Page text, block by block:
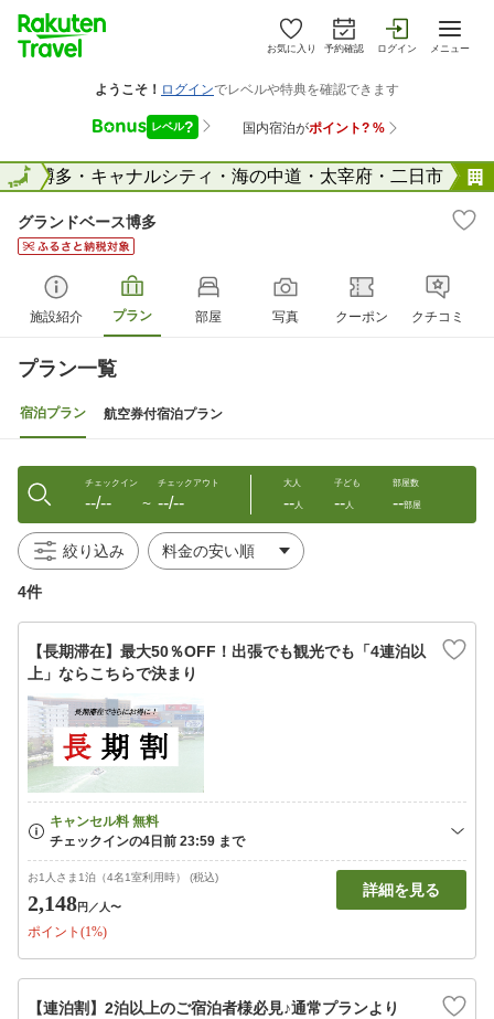
お気に入り 予約確認 ログイン メニュー
博多・キャナルシティ・海の中道・太宰府・二日市
全国
グランドベース博多
施設紹介 プラン 部屋 写真 クーポン クチコミ
プラン一覧
宿泊プラン 航空券付宿泊プラン
チェックイン
--/-- 〜
チェックアウト
--/--
大人
--人
子ども
--人
部屋数
--部屋
絞り込み
4件
【長期滞在】最大50％OFF！出張でも観光でも「4連泊以
上」ならこちらで決まり
お1人さま1泊（4名1室利用時） (税込)
2,148円 ／人〜
ポイント(1%)
詳細を見る
【連泊割】2泊以上のご宿泊者様必見♪通常プランより